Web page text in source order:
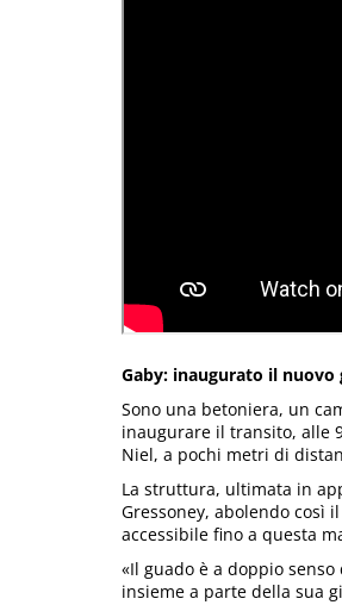
Gaby: inaugurato il nuovo
Sono una betoniera, un
inaugurare il transito, alle
Niel, a pochi metri di
La struttura, ultimata in
Gressoney, abolendo così
accessibile fino a questa
«Il guado è a doppio
insieme a parte della sua